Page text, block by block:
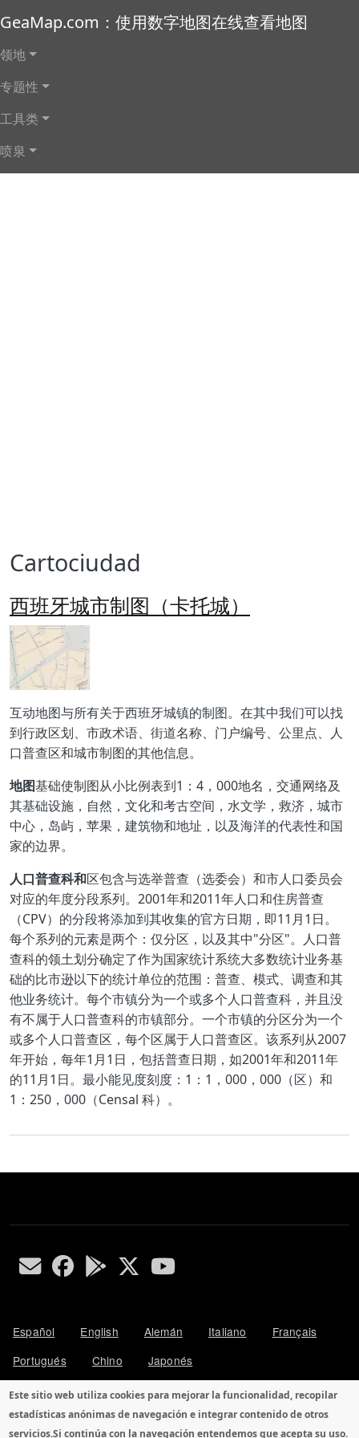
GeaMap.com：使用数字地图在线查看地图
Main navigation
领地
专题性
工具类
喷泉
Cartociudad
西班牙城市制图（卡托城）
Imagen
Body
互动地图与所有关于西班牙城镇的制图。在其中我们可以找
到行政区划、市政术语、街道名称、门户编号、公里点、人
口普查区和城市制图的其他信息。
地图基础使制图从小比例表到1：4，000地名，交通网络及
其基础设施，自然，文化和考古空间，水文学，救济，城市
中心，岛屿，苹果，建筑物和地址，以及海洋的代表性和国
家的边界。
人口普查科和区包含与选举普查（选委会）和市人口委员会
对应的年度分段系列。2001年和2011年人口和住房普查
（CPV）的分段将添加到其收集的官方日期，即11月1日。
每个系列的元素是两个：仅分区，以及其中"分区"。人口普
查科的领土划分确定了作为国家统计系统大多数统计业务基
础的比市逊以下的统计单位的范围：普查、模式、调查和其
他业务统计。每个市镇分为一个或多个人口普查科，并且没
有不属于人口普查科的市镇部分。一个市镇的分区分为一个
或多个人口普查区，每个区属于人口普查区。该系列从2007
年开始，每年1月1日，包括普查日期，如2001年和2011年
的11月1日。最小能见度刻度：1：1，000，000（区）和
1：250，000（Censal 科）。
Español English Alemán Italiano
Français
Portugués
Chino Japonés
Política de cookies
Política de privacidad y protección de datos
Este sitio web utiliza cookies para mejorar la funcionalidad, recopilar
estadísticas anónimas de navegación e integrar contenido de otros
servicios.Si continúa con la navegación entendemos que acepta su uso.